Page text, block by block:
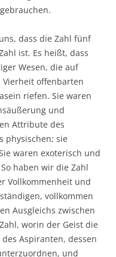
dass die Zahl fünf
ist. Es heißt, dass
Wesen, die auf
offenbarten
riefen. Sie waren
und
Attribute des
physischen; sie
waren exoterisch und
haben wir die Zahl
Vollkommenheit und
vollkommen
Ausgleichs zwischen
worin der Geist die
Aspiranten, dessen
und